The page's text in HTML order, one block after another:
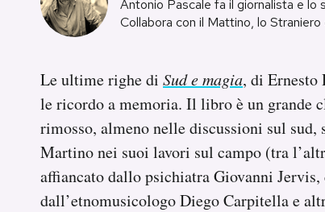
Ok Boomer!
Altrecose
Mondiali calcio 2026
Antonio Pascale fa il giornalista e lo
Collabora con il Mattino, lo Straniero
Le ultime righe di Sud e magia, di Ernesto
le ricordo a memoria. Il libro è un grande
rimosso, almeno nelle discussioni sul
Martino nei suoi lavori sul campo (tra
affiancato dallo psichiatra Giovanni
dall’etnomusicologo Diego Carpitella e